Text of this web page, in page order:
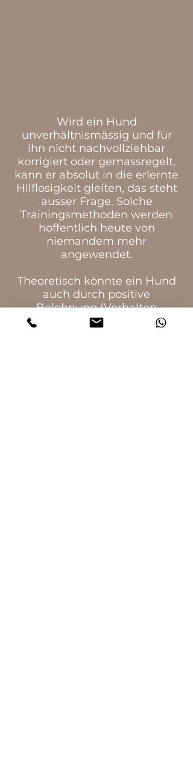
Wird ein Hund
unverhältnismässig und für
ihn nicht nachvollziehbar
korrigiert oder gemassregelt,
kann er absolut in die erlernte
Hilflosigkeit gleiten, das steht
ausser Frage. Solche
Trainingsmethoden werden
hoffentlich heute von
niemandem mehr
angewendet.
Theoretisch könnte ein Hund
auch durch positive
Belohnung (Verhalten
beeinflussen über